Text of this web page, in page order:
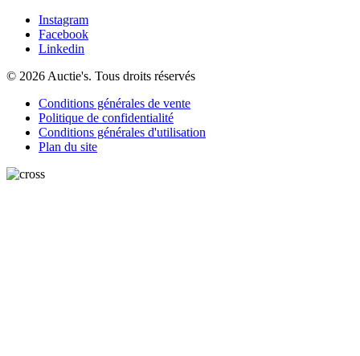
Instagram
Facebook
Linkedin
© 2026 Auctie's. Tous droits réservés
Conditions générales de vente
Politique de confidentialité
Conditions générales d'utilisation
Plan du site